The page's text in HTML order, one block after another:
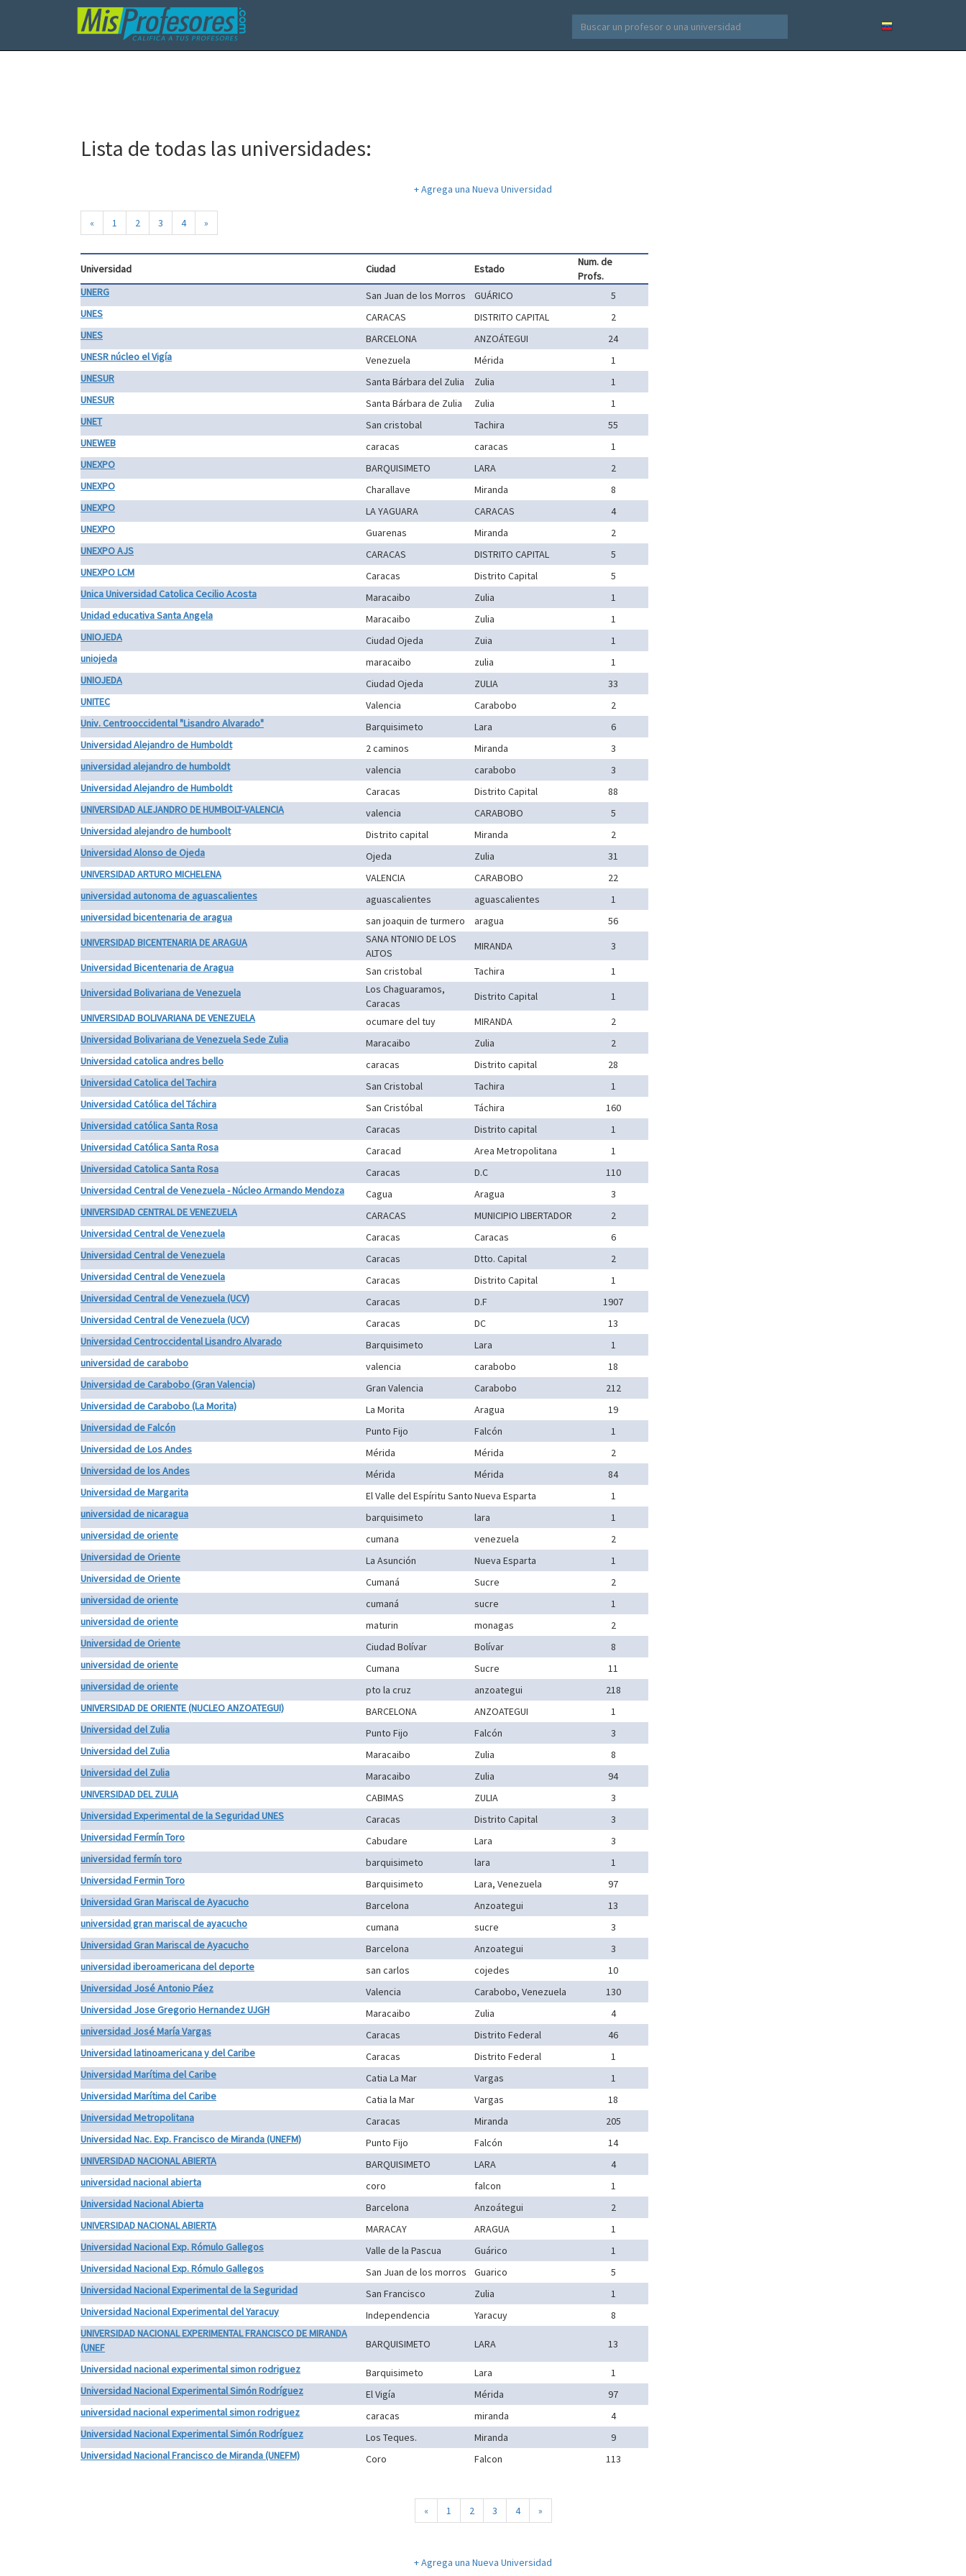
Lista de todas las universidades:
+ Agrega una Nueva Universidad
« 1 2 3 4 »
Universidad Ciudad Estado
Num. de
Profs.
UNERG
San Juan de los Morros GUÁRICO
5
UNES
CARACAS DISTRITO CAPITAL
2
UNES
BARCELONA ANZOÁTEGUI
24
UNESR núcleo el Vigía
Venezuela Mérida
1
UNESUR
Santa Bárbara del Zulia Zulia
1
UNESUR
Santa Bárbara de Zulia Zulia
1
UNET
San cristobal Tachira
55
UNEWEB
caracas caracas
1
UNEXPO
BARQUISIMETO LARA
2
UNEXPO
Charallave Miranda
8
UNEXPO
LA YAGUARA CARACAS
4
UNEXPO
Guarenas Miranda
2
UNEXPO AJS
CARACAS DISTRITO CAPITAL
5
UNEXPO LCM
Caracas Distrito Capital
5
Unica Universidad Catolica Cecilio Acosta
Maracaibo Zulia
1
Unidad educativa Santa Angela
Maracaibo Zulia
1
UNIOJEDA
Ciudad Ojeda Zuia
1
uniojeda
maracaibo zulia
1
UNIOJEDA
Ciudad Ojeda ZULIA
33
UNITEC
Valencia Carabobo
2
Univ. Centrooccidental "Lisandro Alvarado"
Barquisimeto Lara
6
Universidad Alejandro de Humboldt
2 caminos Miranda
3
universidad alejandro de humboldt
valencia carabobo
3
Universidad Alejandro de Humboldt
Caracas Distrito Capital
88
UNIVERSIDAD ALEJANDRO DE HUMBOLT-VALENCIA
valencia CARABOBO
5
Universidad alejandro de humboolt
Distrito capital Miranda
2
Universidad Alonso de Ojeda
Ojeda Zulia
31
UNIVERSIDAD ARTURO MICHELENA
VALENCIA CARABOBO
22
universidad autonoma de aguascalientes
aguascalientes aguascalientes
1
universidad bicentenaria de aragua
san joaquin de turmero aragua
56
UNIVERSIDAD BICENTENARIA DE ARAGUA
SANA NTONIO DE LOS
ALTOS
MIRANDA
3
Universidad Bicentenaria de Aragua
San cristobal Tachira
1
Universidad Bolivariana de Venezuela
Los Chaguaramos,
Caracas
Distrito Capital
1
UNIVERSIDAD BOLIVARIANA DE VENEZUELA
ocumare del tuy MIRANDA
2
Universidad Bolivariana de Venezuela Sede Zulia
Maracaibo Zulia
2
Universidad catolica andres bello
caracas Distrito capital
28
Universidad Catolica del Tachira
San Cristobal Tachira
1
Universidad Católica del Táchira
San Cristóbal Táchira
160
Universidad católica Santa Rosa
Caracas Distrito capital
1
Universidad Católica Santa Rosa
Caracad Area Metropolitana
1
Universidad Catolica Santa Rosa
Caracas D.C
110
Universidad Central de Venezuela - Núcleo Armando Mendoza
Cagua Aragua
3
UNIVERSIDAD CENTRAL DE VENEZUELA
CARACAS MUNICIPIO LIBERTADOR
2
Universidad Central de Venezuela
Caracas Caracas
6
Universidad Central de Venezuela
Caracas Dtto. Capital
2
Universidad Central de Venezuela
Caracas Distrito Capital
1
Universidad Central de Venezuela (UCV)
Caracas D.F
1907
Universidad Central de Venezuela (UCV)
Caracas DC
13
Universidad Centroccidental Lisandro Alvarado
Barquisimeto Lara
1
universidad de carabobo
valencia carabobo
18
Universidad de Carabobo (Gran Valencia)
Gran Valencia Carabobo
212
Universidad de Carabobo (La Morita)
La Morita Aragua
19
Universidad de Falcón
Punto Fijo Falcón
1
Universidad de Los Andes
Mérida Mérida
2
Universidad de los Andes
Mérida Mérida
84
Universidad de Margarita
El Valle del Espíritu SantoNueva Esparta
1
universidad de nicaragua
barquisimeto lara
1
universidad de oriente
cumana venezuela
2
Universidad de Oriente
La Asunción Nueva Esparta
1
Universidad de Oriente
Cumaná Sucre
2
universidad de oriente
cumaná sucre
1
universidad de oriente
maturin monagas
2
Universidad de Oriente
Ciudad Bolívar Bolívar
8
universidad de oriente
Cumana Sucre
11
universidad de oriente
pto la cruz anzoategui
218
UNIVERSIDAD DE ORIENTE (NUCLEO ANZOATEGUI)
BARCELONA ANZOATEGUI
1
Universidad del Zulia
Punto Fijo Falcón
3
Universidad del Zulia
Maracaibo Zulia
8
Universidad del Zulia
Maracaibo Zulia
94
UNIVERSIDAD DEL ZULIA
CABIMAS ZULIA
3
Universidad Experimental de la Seguridad UNES
Caracas Distrito Capital
3
Universidad Fermín Toro
Cabudare Lara
3
universidad fermín toro
barquisimeto lara
1
Universidad Fermin Toro
Barquisimeto Lara, Venezuela
97
Universidad Gran Mariscal de Ayacucho
Barcelona Anzoategui
13
universidad gran mariscal de ayacucho
cumana sucre
3
Universidad Gran Mariscal de Ayacucho
Barcelona Anzoategui
3
universidad iberoamericana del deporte
san carlos cojedes
10
Universidad José Antonio Páez
Valencia Carabobo, Venezuela
130
Universidad Jose Gregorio Hernandez UJGH
Maracaibo Zulia
4
universidad José María Vargas
Caracas Distrito Federal
46
Universidad latinoamericana y del Caribe
Caracas Distrito Federal
1
Universidad Marítima del Caribe
Catia La Mar Vargas
1
Universidad Marítima del Caribe
Catia la Mar Vargas
18
Universidad Metropolitana
Caracas Miranda
205
Universidad Nac. Exp. Francisco de Miranda (UNEFM)
Punto Fijo Falcón
14
UNIVERSIDAD NACIONAL ABIERTA
BARQUISIMETO LARA
4
universidad nacional abierta
coro falcon
1
Universidad Nacional Abierta
Barcelona Anzoátegui
2
UNIVERSIDAD NACIONAL ABIERTA
MARACAY ARAGUA
1
Universidad Nacional Exp. Rómulo Gallegos
Valle de la Pascua Guárico
1
Universidad Nacional Exp. Rómulo Gallegos
San Juan de los morros Guarico
5
Universidad Nacional Experimental de la Seguridad
San Francisco Zulia
1
Universidad Nacional Experimental del Yaracuy
Independencia Yaracuy
8
UNIVERSIDAD NACIONAL EXPERIMENTAL FRANCISCO DE MIRANDA
(UNEF
BARQUISIMETO LARA
13
Universidad nacional experimental simon rodriguez
Barquisimeto Lara
1
Universidad Nacional Experimental Simón Rodríguez
El Vigía Mérida
97
universidad nacional experimental simon rodriguez
caracas miranda
4
Universidad Nacional Experimental Simón Rodríguez
Los Teques. Miranda
9
Universidad Nacional Francisco de Miranda (UNEFM)
Coro Falcon 113
« 1 2 3 4 »
+ Agrega una Nueva Universidad